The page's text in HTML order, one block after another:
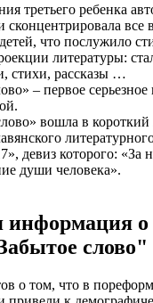
третьего ребенка
сконцентрировала все
что послужило
литературы:
стихи, рассказы …
– первое
вошла в
девиз которого: «За
души человека».
информация о
слово"
о том, что в